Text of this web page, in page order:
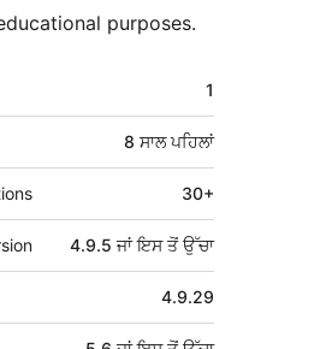
purposes.
1
8 ਸਾਲਪਹਿਲਾਂ
30+
4.9.5 ਜਾਂ ਇਸ ਤੋਂ ਉੱਚਾ
4.9.29